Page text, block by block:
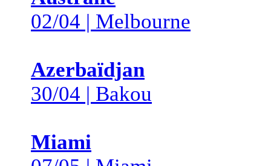
02/04 | Melbourne
Azerbaïdjan
30/04 | Bakou
Miami